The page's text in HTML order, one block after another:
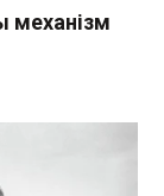
механізм